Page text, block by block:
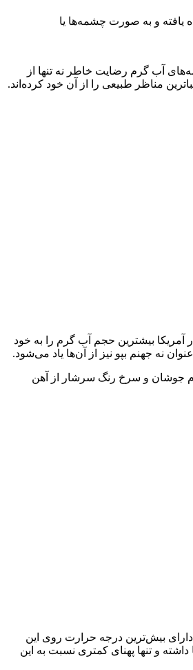
و به صورت چشمه‌ها یا
آب گرم رضایت خاطر نه تنها از
مناظر طبیعی را از آن خود کرده‌اند.
آمریکا بیشترین حجم آب گرم را به خود
خونین است که آب‌گیری مملو از آب گرم جوشان و سرخ رنگ سرشار از آهن
ساخته شده است. این منطقه پرت و دورافتاده دارای بیش‌ترین درجه حرارت روی این
به پارک یلوستون در آمریکا داشته و تنها پهنای کمتری نسبت به این